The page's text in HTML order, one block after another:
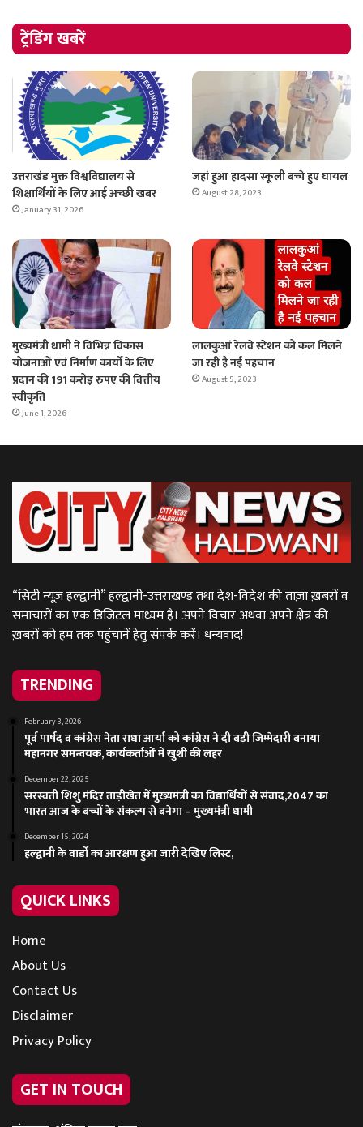
ट्रेंडिंग खबरें
उत्तराखंड मुक्त विश्वविद्यालय से
शिक्षार्थियों के लिए आई अच्छी खबर
January 31, 2026
जहां हुआ हादसा स्कूली बच्चे हुए घायल
August 28, 2023
मुख्यमंत्री धामी ने विभिन्न विकास
योजनाओं एवं निर्माण कार्यों के लिए
प्रदान की 191 करोड़ रुपए की वित्तीय
स्वीकृति
June 1, 2026
लालकुआं रेलवे स्टेशन को कल मिलने
जा रही है नई पहचान
August 5, 2023
“सिटी न्यूज़ हल्द्वानी” हल्द्वानी-उत्तराखण्ड तथा देश-विदेश की ताज़ा ख़बरों व
समाचारों का एक डिजिटल माध्यम है। अपने विचार अथवा अपने क्षेत्र की
ख़बरों को हम तक पहुंचानें हेतु संपर्क करें। धन्यवाद!
TRENDING
February 3, 2026
पूर्व पार्षद व कांग्रेस नेता राधा आर्या को कांग्रेस ने दी बड़ी जिम्मेदारी बनाया
महानगर समन्वयक, कार्यकर्ताओं में खुशी की लहर
December 22, 2025
सरस्वती शिशु मंदिर ताड़ीखेत में मुख्यमंत्री का विद्यार्थियों से संवाद,2047 का
भारत आज के बच्चों के संकल्प से बनेगा – मुख्यमंत्री धामी
December 15, 2024
हल्द्वानी के वार्डो का आरक्षण हुआ जारी देखिए लिस्ट,
QUICK LINKS
Home
About Us
Contact Us
Disclaimer
Privacy Policy
GET IN TOUCH